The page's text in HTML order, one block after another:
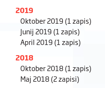
2019
Oktober 2019 (1 zapis)
Junij 2019 (1 zapis)
April 2019 (1 zapis)
2018
Oktober 2018(1 zapis)
Maj 2018(2 zapisi)